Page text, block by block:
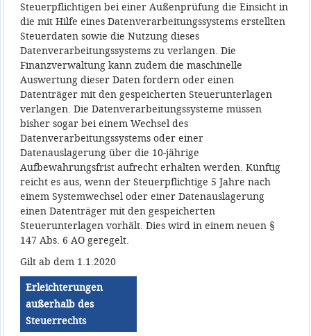
Steuerpflichtigen bei einer Außenprüfung die Einsicht in
die mit Hilfe eines Datenverarbeitungssystems erstellten
Steuerdaten sowie die Nutzung dieses
Datenverarbeitungssystems zu verlangen. Die
Finanzverwaltung kann zudem die maschinelle
Auswertung dieser Daten fordern oder einen
Datenträger mit den gespeicherten Steuerunterlagen
verlangen. Die Datenverarbeitungssysteme müssen
bisher sogar bei einem Wechsel des
Datenverarbeitungssystems oder einer
Datenauslagerung über die 10-jährige
Aufbewahrungsfrist aufrecht erhalten werden. Künftig
reicht es aus, wenn der Steuerpflichtige 5 Jahre nach
einem Systemwechsel oder einer Datenauslagerung
einen Datenträger mit den gespeicherten
Steuerunterlagen vorhält. Dies wird in einem neuen §
147 Abs. 6 AO geregelt.
Gilt ab dem 1.1.2020
Erleichterungen
außerhalb des
Steuerrechts